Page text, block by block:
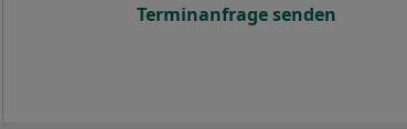
Terminanfrage senden